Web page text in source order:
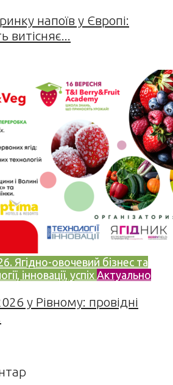
напоїв у Європі:
витісняє...
Ягідно-овочевий бізнес та
інновації, успіх Актуально
у Рівному: провідні